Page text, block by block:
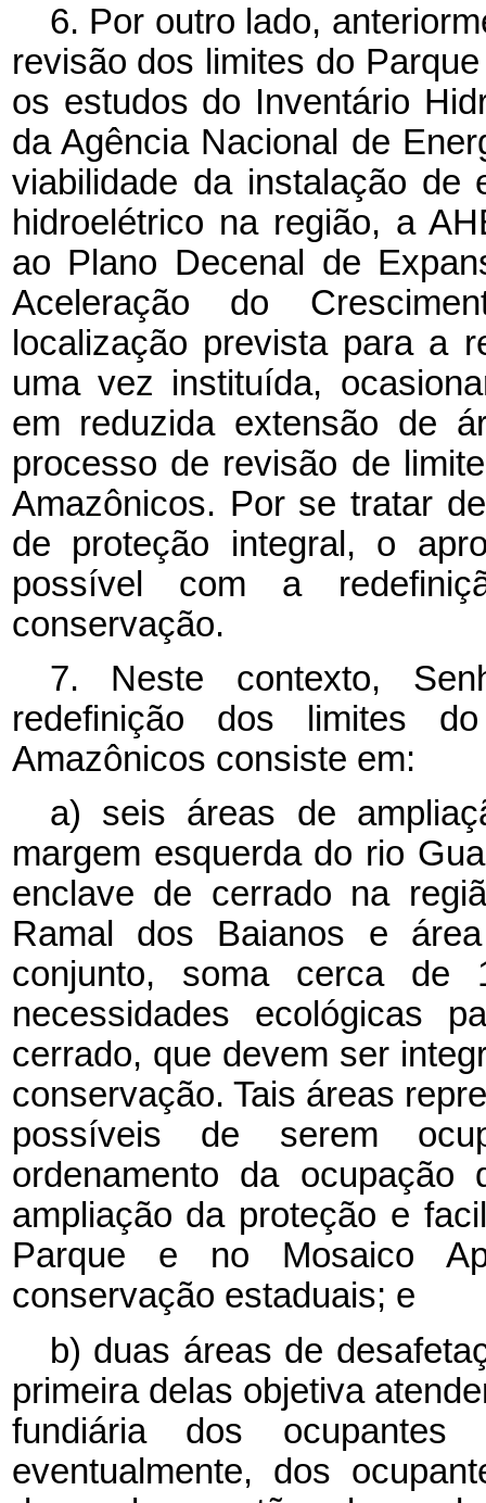
6. Por outro lado,
revisão dos limites do
os estudos do Inventário
da Agência Nacional de
viabilidade da instalação de
hidroelétrico na região, a
ao Plano Decenal de
Aceleração do
localização prevista para a
uma vez instituída,
em reduzida extensão de
processo de revisão de
Amazônicos. Por se tratar
de proteção integral, o
possível com a
conservação.
7. Neste contexto,
redefinição dos limites
Amazônicos consiste em:
a) seis áreas de
margem esquerda do rio
enclave de cerrado na
Ramal dos Baianos e
conjunto, soma cerca de
necessidades ecológicas
cerrado, que devem ser
conservação. Tais áreas
possíveis de serem
ordenamento da ocupação
ampliação da proteção e
Parque e no Mosaico
conservação estaduais; e
b) duas áreas de
primeira delas objetiva
fundiária dos
eventualmente, dos